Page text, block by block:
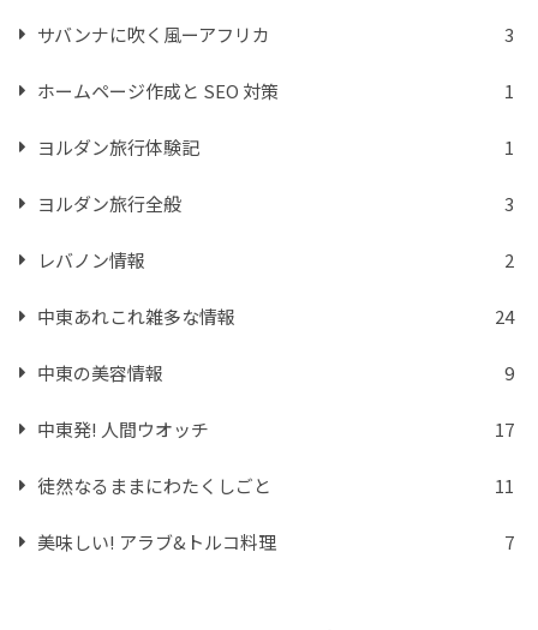
サバンナに吹く風ーアフリカ 3
ホームページ作成と SEO 対策 1
ヨルダン旅行体験記 1
ヨルダン旅行全般 3
レバノン情報 2
中東あれこれ雑多な情報 24
中東の美容情報 9
中東発! 人間ウオッチ 17
徒然なるままにわたくしごと 11
美味しい! アラブ&トルコ料理 7